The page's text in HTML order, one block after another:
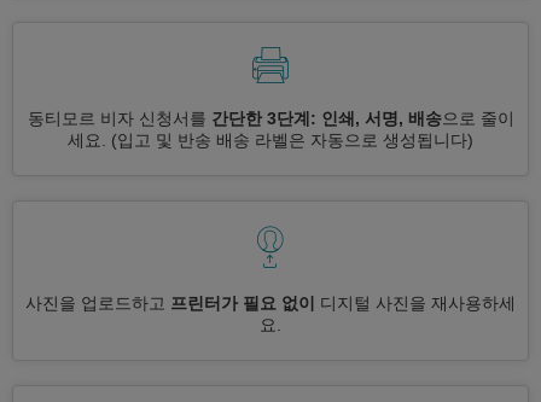
동티모르 비자 신청서를 간단한 3단계: 인쇄, 서명, 배송으로 줄이
세요.
(입고 및 반송 배송 라벨은 자동으로 생성됩니다)
사진을 업로드하고 프린터가 필요 없이
디지털 사진을 재사용하세
요.